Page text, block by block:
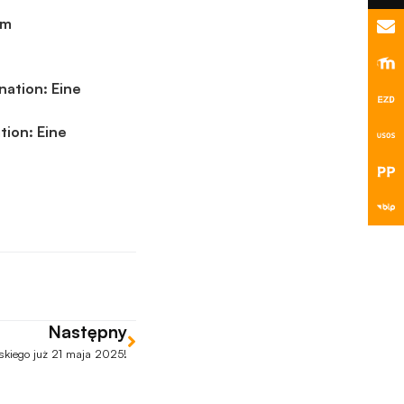
Eine
Eine
Następny
już 21 maja 2025!